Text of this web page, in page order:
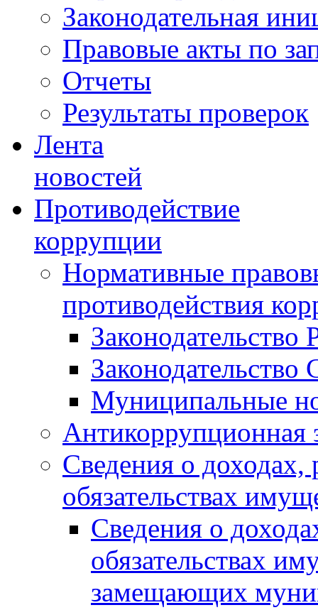
Законодательная
Правовые акты по
Отчеты
Результаты проверок
Лента
новостей
Противодействие
коррупции
Нормативные
противодействия
Законодательство
Муниципальные
Антикоррупционная
Сведения о доходах,
обязательствах
Сведения о
обязательствах
замещающих